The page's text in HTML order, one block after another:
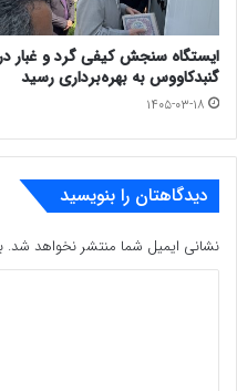
ایستگاه سنجش کیفی گرد و غبار در
گنبدکاووس به بهره‌برداری رسید
۱۴۰۵-۰۳-۱۸
دیدگاهتان را بنویسید
نشانی ایمیل شما منتشر نخواهد شد.